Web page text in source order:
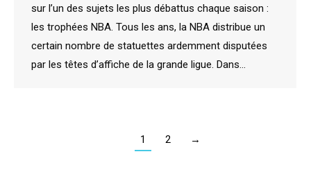
sur l’un des sujets les plus débattus chaque saison :
les trophées NBA. Tous les ans, la NBA distribue un
certain nombre de statuettes ardemment disputées
par les têtes d’affiche de la grande ligue. Dans…
1 2 →